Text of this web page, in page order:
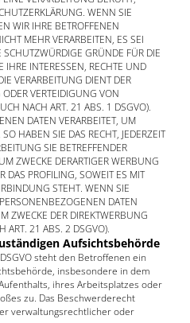
WENN SIE
WIR IHRE BETROFFENEN
MEHR VERARBEITEN, ES SEI
GRÜNDE FÜR DIE
IHRE INTERESSEN, RECHTE UND
VERARBEITUNG DIENT DER
VERTEIDIGUNG VON
NACH ART. 21 ABS. 1 DSGVO).
DATEN VERARBEITET, UM
HABEN SIE DAS RECHT, JEDERZEIT
SIE BETREFFENDER
ZWECKE DERARTIGER WERBUNG
DAS PROFILING, SOWEIT ES MIT
STEHT. WENN SIE
DATEN
ZWECKE DER DIREKTWERBUNG
ART. 21 ABS. 2 DSGVO).
Aufsichts­behörde
steht den Betroffenen ein
insbesondere in dem
ihres Arbeitsplatzes oder
zu. Das Beschwerderecht
verwaltungsrechtlicher oder